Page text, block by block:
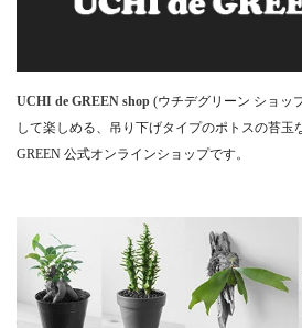
UCHI de GREEN shop (ウチデグリーン ショッ
して楽しめる、吊り下げタイプのポトスの苔玉
GREEN 公式オンラインショップです。